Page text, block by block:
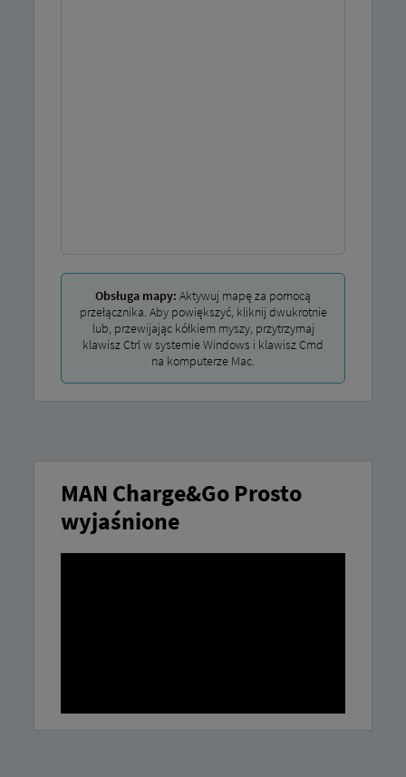
Obsługa mapy: Aktywuj mapę za pomocą
przełącznika. Aby powiększyć, kliknij dwukrotnie
lub, przewijając kółkiem myszy, przytrzymaj
klawisz Ctrl w systemie Windows i klawisz Cmd
na komputerze Mac.
MAN Charge&Go Prosto
wyjaśnione